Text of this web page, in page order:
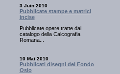
3 Juin 2010
Pubblicate stampe e matrici
incise
Pubblicate opere tratte dal
catalogo della Calcografia
Romana...
10 Mai 2010
Pubblicati disegni del Fondo
Osio